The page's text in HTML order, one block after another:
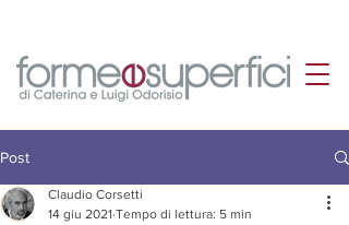
Post
Claudio Corsetti
14 giu 2021 Tempo di lettura: 5 min